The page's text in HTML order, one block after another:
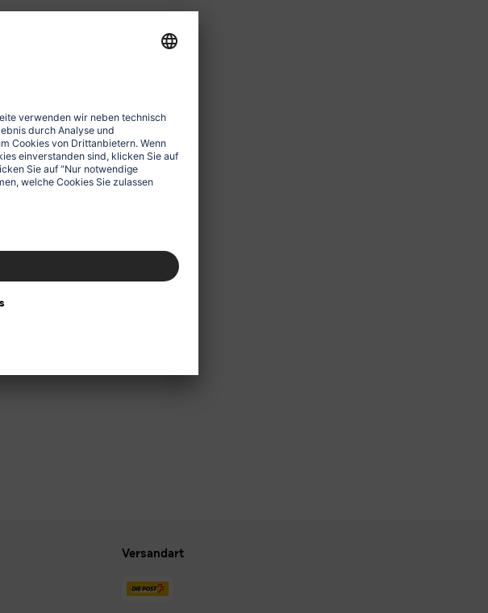
Versandart